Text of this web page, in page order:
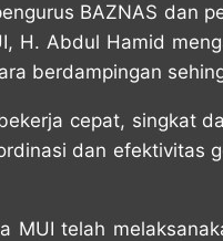
BAZNAS dan
H. Abdul Hamid
berdampingan
cepat, singkat
dan efektivitas
MUI telah